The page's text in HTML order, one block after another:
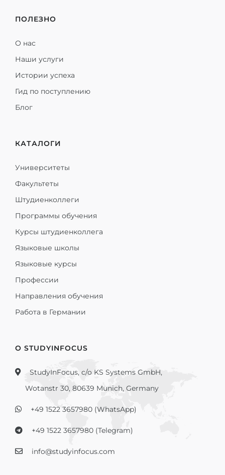
ПОЛЕЗНО
О нас
Наши услуги
Истории успеха
Гид по поступлению
Блог
КАТАЛОГИ
Университеты
Факультеты
Штудиенколлеги
Программы обучения
Курсы штудиенколлега
Языковые школы
Языковые курсы
Профессии
Направления обучения
Работа в Германии
О STUDYINFOCUS
StudyInFocus, c/o KS Systems GmbH,
Wotanstr 30, 80639 Munich, Germany
+49 1522 3657980 (WhatsApp)
+49 1522 3657980 (Telegram)
info@studyinfocus.com